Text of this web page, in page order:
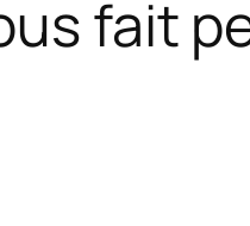
fait